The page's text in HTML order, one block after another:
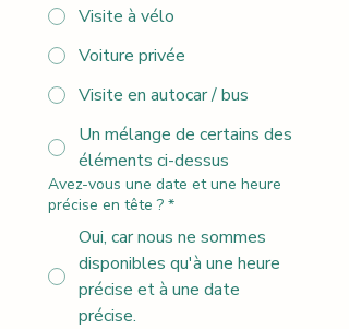
Visite à vélo
Voiture privée
Visite en autocar / bus
Un mélange de certains des
éléments ci-dessus
Avez-vous une date et une heure
précise en tête ? *
Oui, car nous ne sommes
disponibles qu'à une heure
précise et à une date
précise.